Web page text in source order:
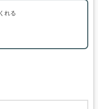
れる